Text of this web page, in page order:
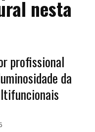
nesta
profissional
da